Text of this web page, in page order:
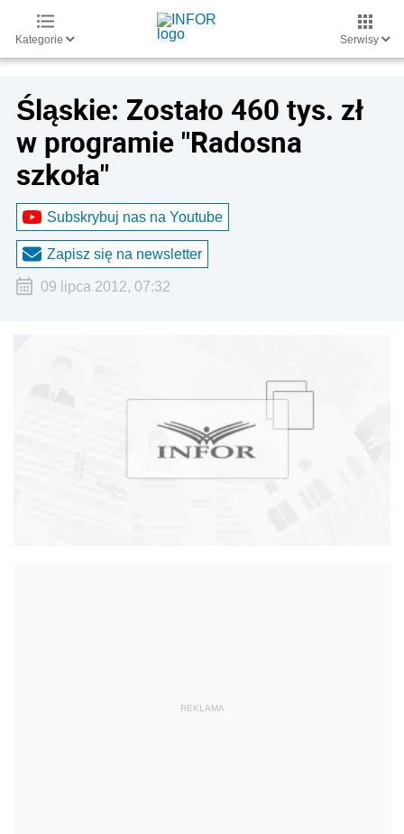
Kategorie Serwisy
Śląskie: Zostało 460 tys. zł
w programie "Radosna
szkoła"
Subskrybuj nas na Youtube
Zapisz się na newsletter
09 lipca 2012, 07:32